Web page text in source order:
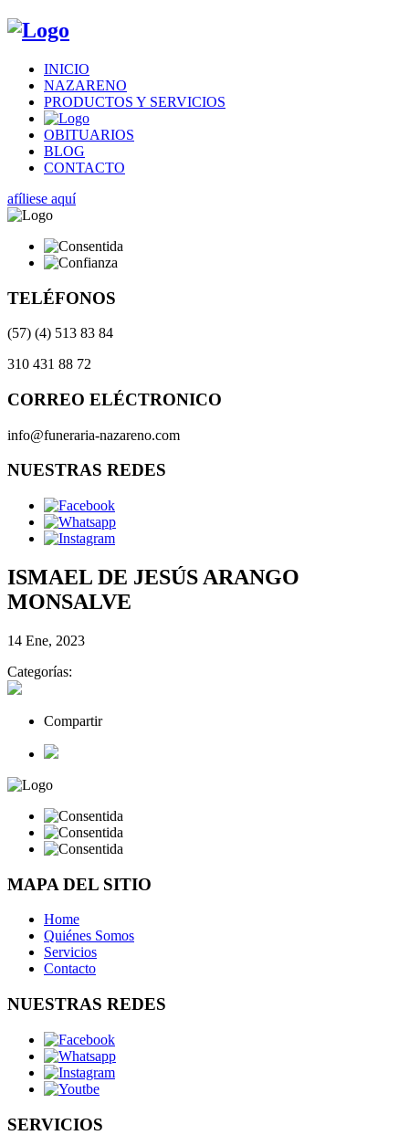
INICIO
NAZARENO
PRODUCTOS Y SERVICIOS
OBITUARIOS
BLOG
CONTACTO
afíliese aquí
TELÉFONOS
(57) (4) 513 83 84
310 431 88 72
CORREO ELÉCTRONICO
info@funeraria-nazareno.com
NUESTRAS REDES
ISMAEL DE JESÚS ARANGO
MONSALVE
14 Ene, 2023
Categorías:
Compartir
MAPA DEL SITIO
Home
Quiénes Somos
Servicios
Contacto
NUESTRAS REDES
SERVICIOS